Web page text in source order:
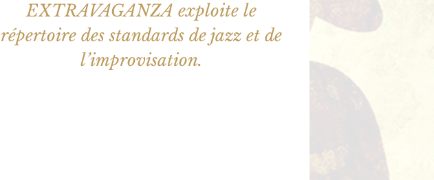
EXTRAVAGANZA exploite le
répertoire des standards de jazz et de
l’improvisation.